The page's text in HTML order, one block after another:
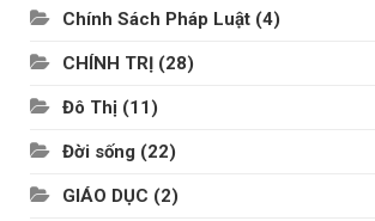
Chính Sách Pháp Luật (4)
CHÍNH TRỊ (28)
Đô Thị (11)
Đời sống (22)
GIÁO DỤC (2)